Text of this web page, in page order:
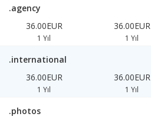
.agency
36.00EUR
1 Yıl
36.00EUR
1 Yıl
.international
36.00EUR
1 Yıl
36.00EUR
1 Yıl
.photos